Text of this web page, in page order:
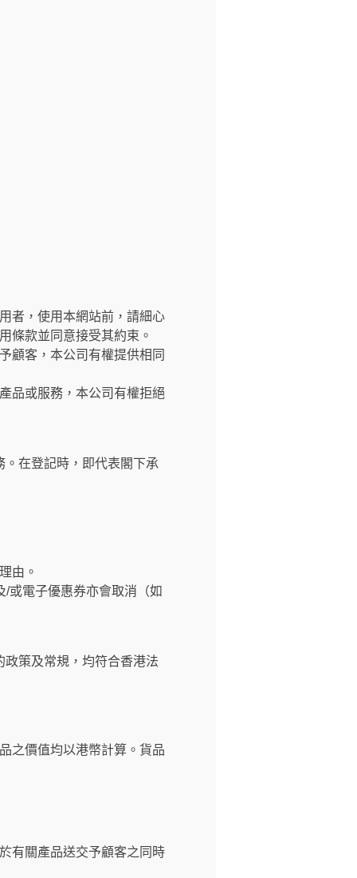
者，使用本網站前，請細心
條款並同意接受其約束。
顧客，本公司有權提供相同
品或服務，本公司有權拒絕
在登記時，即代表閣下承
由。
或電子優惠券亦會取消（如
策及常規，均符合香港法
之價值均以港幣計算。貨品
有關產品送交予顧客之同時